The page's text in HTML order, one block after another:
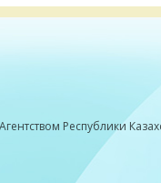
Республики